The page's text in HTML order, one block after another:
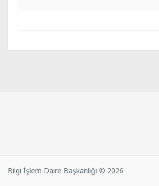
Bilgi İşlem Daire Başkanlığı © 2026